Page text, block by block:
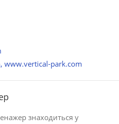
www.vertical-park.com
знаходиться у